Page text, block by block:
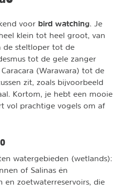
voor bird watching . Je
klein tot heel groot, van
de steltloper tot de
tot de gele zanger
(Warawara) tot de
zit, zoals bijvoorbeeld
Kortom, je hebt een mooie
vol prachtige vogels om af
watergebieden (wetlands):
of Salinas én
en zoetwaterreservoirs, die